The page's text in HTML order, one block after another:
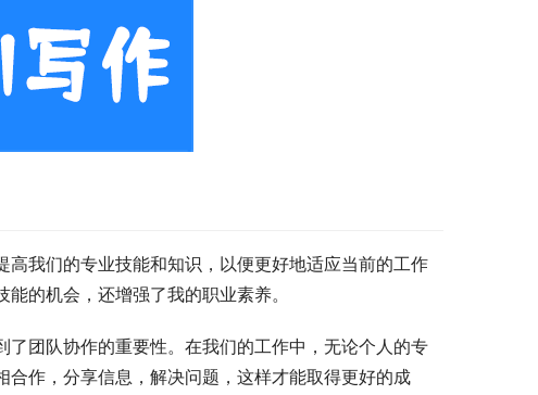
我们的专业技能和知识，以便更好地适应当前的工作
的机会，还增强了我的职业素养。
团队协作的重要性。在我们的工作中，无论个人的专
作，分享信息，解决问题，这样才能取得更好的成